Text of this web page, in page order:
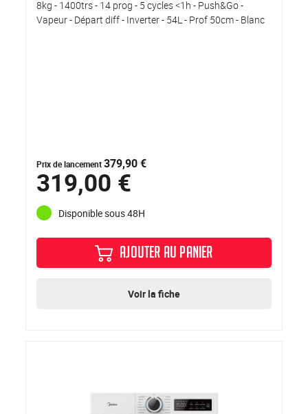
8kg - 1400trs - 14 prog - 5 cycles <1h - Push&Go -
Vapeur - Départ diff - Inverter - 54L - Prof 50cm - Blanc
Prix de lancement379,90 €
319,00 €
Disponible sous 48H
AJOUTER AU PANIER
Voir la fiche